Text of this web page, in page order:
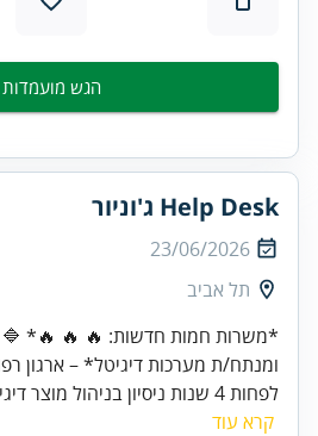
הגש מועמדות
Help Desk ג'וניור
23/06/2026
תל אביב
*משרות חמות חדשות: 🔥 🔥 🔥*
ומנתח/ת מערכות דיגיטל* – ארגון
לפחות 4 שנות ניסיון בניהול מוצר דיגיטלי או ניתוח מער...
קרא עוד